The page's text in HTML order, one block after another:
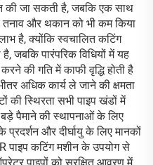
की जा सकती है, जबकि एक साथ
तनाव और थकान को भी कम किया
है, क्योंकि स्वचालित कटिंग
जबकि पारंपरिक विधियों में यह
की गति में काफी वृद्धि होती है
अधिक कार्य ले जाने की क्षमता
की स्थिरता सभी पाइप खंडों में
पैमाने की स्थापनाओं के लिए
और दीर्घायु के लिए मानकों
पाइप कटिंग मशीन के उपयोग से